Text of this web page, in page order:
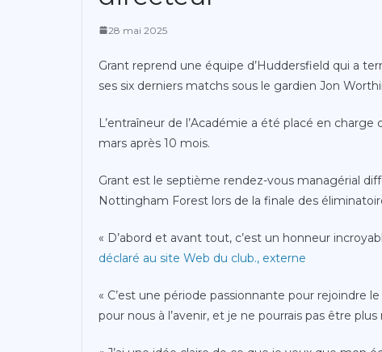
28 mai 2025
Grant reprend une équipe d’Huddersfield qui a
ses six derniers matchs sous le gardien Jon
L’entraîneur de l’Académie a été placé en
mars après 10 mois.
Grant est le septième rendez-vous managérial
Nottingham Forest lors de la finale des
« D’abord et avant tout, c’est un honneur
déclaré au site Web du club., externe
« C’est une période passionnante pour rejoindre
pour nous à l’avenir, et je ne pourrais pas être